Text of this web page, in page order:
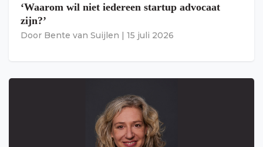
‘Waarom wil niet iedereen startup advocaat
zijn?’
Door Bente van Suijlen | 15 juli 2026